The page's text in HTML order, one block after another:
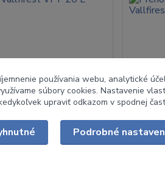
VFT 20 L
VFT Chrbtový vak
roztok na hasenie
Tento
používania webu, analytické
súbory cookies. Nastavenie
upraviť odkazom v spodnej
Podrobné